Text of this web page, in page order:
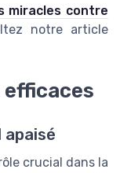
miracles contre
notre article
crucial dans la